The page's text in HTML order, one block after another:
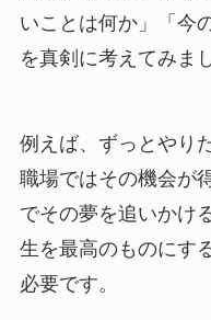
いことは何か」「今
を真剣に考えてみま
例えば、ずっとやり
職場ではその機会が
でその夢を追いかけ
生を最高のものにす
必要です。